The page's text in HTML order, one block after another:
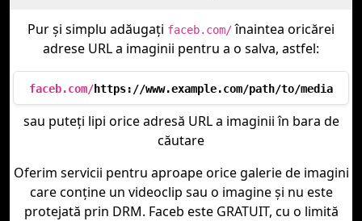
Pur și simplu adăugați faceb.com/înaintea oricărei
adrese URL a imaginii pentru a o salva, astfel:
faceb.com/https://www.example.com/path/to/media
sau puteți lipi orice adresă URL a imaginii în bara de
căutare
Oferim servicii pentru aproape orice galerie de imagini
care conține un videoclip sau o imagine și nu este
protejată prin DRM. Faceb este GRATUIT, cu o limită